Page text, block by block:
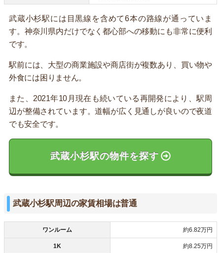
武蔵小杉駅には目黒線を含めて6本の路線が通っていま
す。神奈川県内だけでなく都心部への移動にも非常に便利
です。
駅前には、大型の商業施設や商店街が複数あり、買い物や
外食には困りません。
また、2021年10月現在も続いている再開発により、駅周
辺が整備されています。道幅が広く見通しが良いので夜道
でも安全です。
武蔵小杉駅の物件を探す
武蔵小杉駅周辺の家賃相場は普通
ワンルーム 約6.82万円
1K 約8.25万円